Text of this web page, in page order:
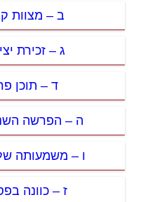
ב – מצוות
ג – זכירת
ד – תוכן
ה – הפרשה
ו – משמעותה
ז – כוונה